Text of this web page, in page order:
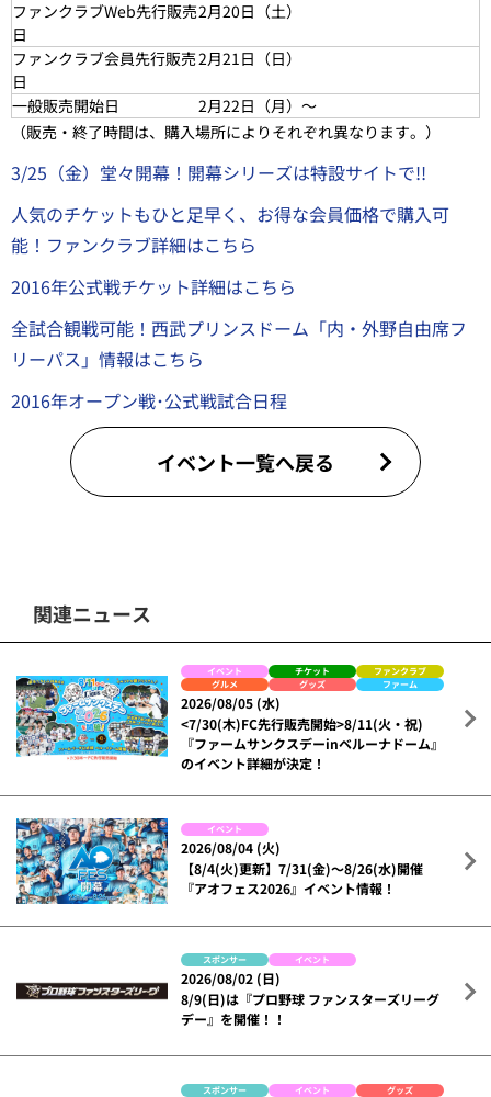
ファンクラブWeb先行販売
日
2月20日（土）
ファンクラブ会員先行販売
日
2月21日（日）
一般販売開始日
2月22日（月）～
（販売・終了時間は、購入場所によりそれぞれ異なります。）
3/25（金）堂々開幕！開幕シリーズは特設サイトで!!
人気のチケットもひと足早く、お得な会員価格で購入可
能！ファンクラブ詳細はこちら
2016年公式戦チケット詳細はこちら
全試合観戦可能！西武プリンスドーム「内・外野自由席フ
リーパス」情報はこちら
2016年オープン戦･公式戦試合日程
イベント一覧へ戻る
関連ニュース
イベント チケット
ファンクラブ
グルメ
グッズ ファーム
2026/08/05 (水)
<7/30(木)FC先行販売開始>8/11(火・祝)
『ファームサンクスデーinベルーナドーム』
のイベント詳細が決定！
イベント
2026/08/04 (火)
【8/4(火)更新】7/31(金)～8/26(水)開催
『アオフェス2026』イベント情報！
スポンサー イベント
2026/08/02 (日)
8/9(日)は『プロ野球 ファンスターズリーグ
デー』を開催！！
スポンサー イベント グッズ